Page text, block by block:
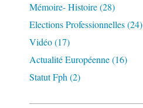
Mémoire- Histoire(28)
Elections Professionnelles(24)
Vidéo(17)
Actualité Européenne(16)
Statut Fph (2)